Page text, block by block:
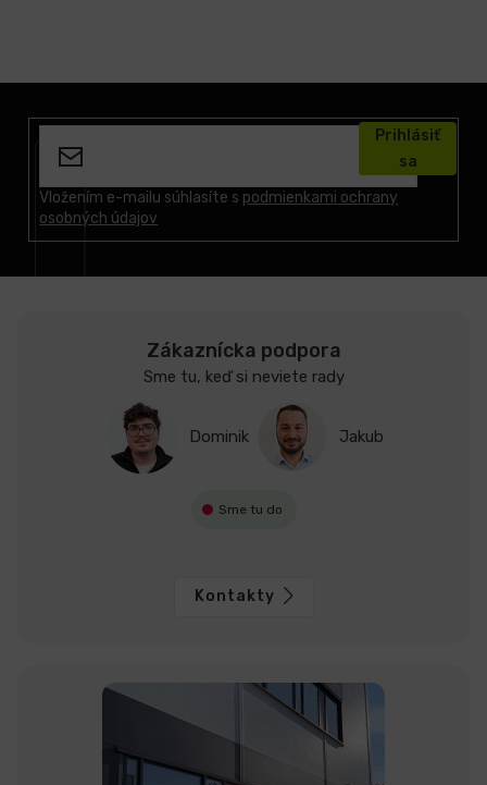
Vložením e-mailu súhlasíte s podmienkami ochrany
osobných údajov
Prihlásiť
sa
Zákaznícka podpora
Sme tu, keď si neviete rady
Dominik Jakub
Sme tu do
Kontakty